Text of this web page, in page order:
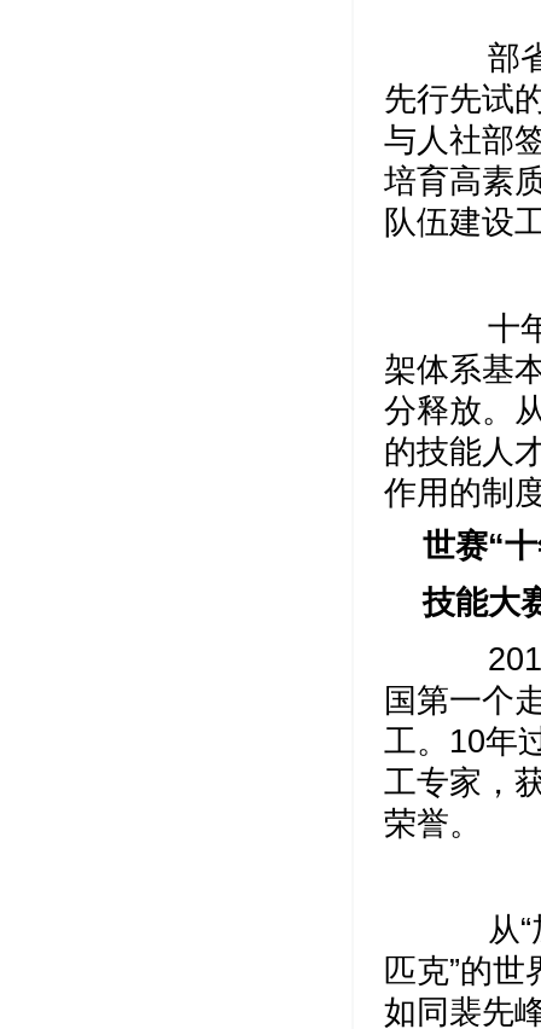
部省
先行先试
与人社部
培育高素
队伍建设
十年
架体系基
分释放。
的技能人
作用的制
世赛“
技能大
2011
国第一个
工。10年
工专家，
荣誉。
从“加
匹克”的
如同裴先